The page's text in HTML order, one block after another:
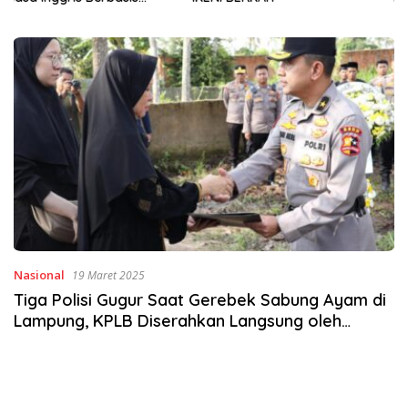
Nasional 19 Maret 2025
Tiga Polisi Gugur Saat Gerebek Sabung Ayam di
Lampung, KPLB Diserahkan Langsung oleh